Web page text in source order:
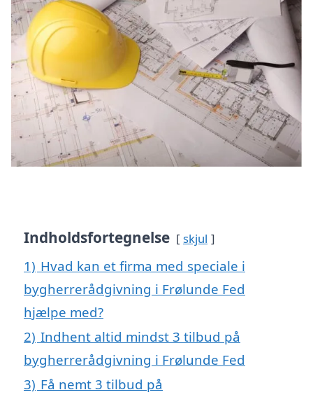
Indholdsfortegnelse skjul
1) Hvad kan et firma med speciale i
bygherrerådgivning i Frølunde Fed
hjælpe med?
2) Indhent altid mindst 3 tilbud på
bygherrerådgivning i Frølunde Fed
3) Få nemt 3 tilbud på